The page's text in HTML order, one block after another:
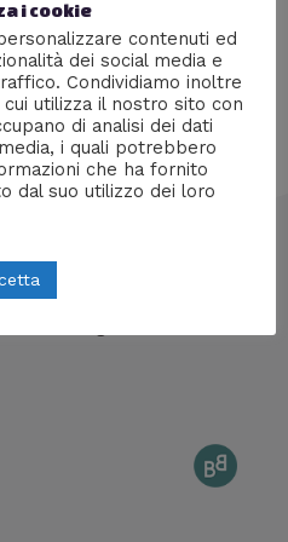
più probabile?
i cookie
contenuti ed
dei social media e
Condividiamo inoltre
utilizza il nostro sito con
di analisi dei dati
i quali potrebbero
che ha fornito
dal suo utilizzo dei loro